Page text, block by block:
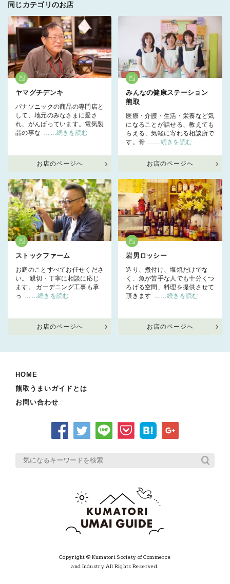
同じカテゴリのお店
ヤマグチデンキ
パナソニックの商品の専門店と
して、地元のみなさまに愛さ
れ、がんばっています。電気製
品の事な
……続きを読む
お店のページへ
みんなの健康ステーション
熊取
医療・介護・生活・栄養など気
になることが話せる、教えても
らえる、気軽に寄れる相談所で
す。骨
……続きを読む
お店のページへ
ストックファーム
お庭のことすべてお任せくださ
い。 親切・丁寧に相談に応じ
ます。 ガーデニング工事も承
っ
……続きを読む
お店のページへ
岩男ロッシー
造り、煮付け、塩焼だけでな
く、魚が苦手な人でも十分くつ
ろげる空間、料理を提供させて
頂きます
……続きを読む
お店のページへ
HOME
熊取うまいガイドとは
お問い合わせ
Copyright © Kumatori Society of Commerce
and Industry. All Rights Reserved.